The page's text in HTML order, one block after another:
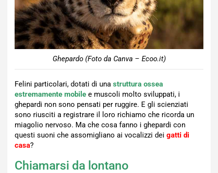
Ghepardo (Foto da Canva – Ecoo.it)
Felini particolari, dotati di una struttura ossea
estremamente mobile e muscoli molto sviluppati, i
ghepardi non sono pensati per ruggire. E gli scienziati
sono riusciti a registrare il loro richiamo che ricorda un
miagolio nervoso. Ma che cosa fanno i ghepardi con
questi suoni che assomigliano ai vocalizzi dei gatti di
casa?
Chiamarsi da lontano